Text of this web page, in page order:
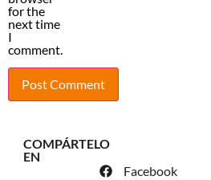
for the
next time
I
comment.
COMPÁRTELO
EN
Facebook